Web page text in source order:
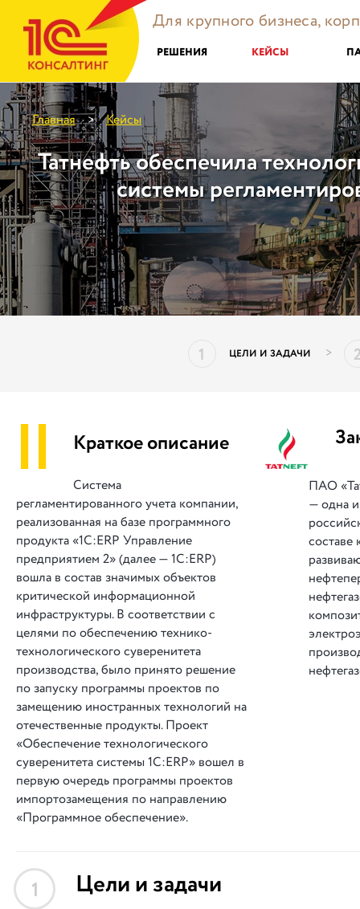
Для крупного бизнеса,
РЕШЕНИЯ КЕЙСЫ
Главная > Кейсы
Татнефть обеспечила
системы
1 ЦЕЛИ И ЗАДАЧИ >
|| Краткое описание
Система
регламентированного учета компании,
реализованная на базе программного
продукта «1С:ERP Управление
предприятием 2» (далее — 1С:ERP)
вошла в состав значимых объектов
критической информационной
инфраструктуры. В соответствии с
целями по обеспечению технико-
технологического суверенитета
производства, было принято решение
по запуску программы проектов по
замещению иностранных технологий на
отечественные продукты. Проект
«Обеспечение технологического
суверенитета системы 1С:ERP» вошел в
первую очередь программы проектов
импортозамещения по направлению
«Программное обеспечение».
ПАО
— одна
1 Цели и задачи